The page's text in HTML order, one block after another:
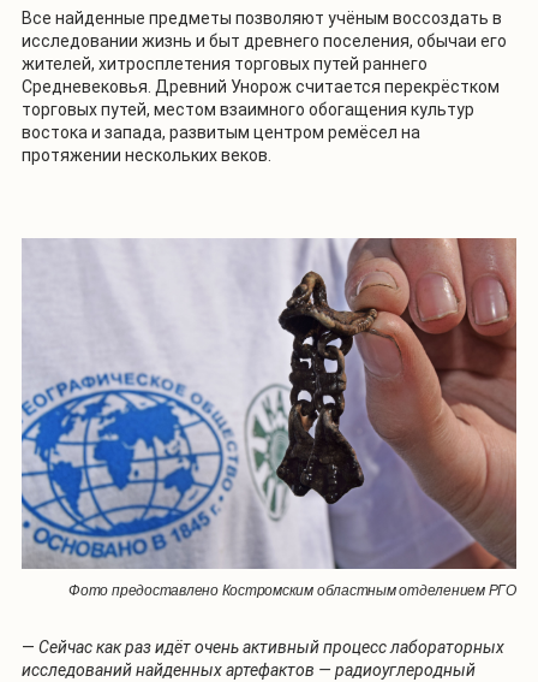
Все найденные предметы позволяют учёным воссоздать в
исследовании жизнь и быт древнего поселения, обычаи его
жителей, хитросплетения торговых путей раннего
Средневековья. Древний Унорож считается перекрёстком
торговых путей, местом взаимного обогащения культур
востока и запада, развитым центром ремёсел на
протяжении нескольких веков.
Фото предоставлено Костромским областным отделением РГО
— Сейчас как раз идёт очень активный процесс лабораторных
исследований найденных артефактов — радиоуглеродный